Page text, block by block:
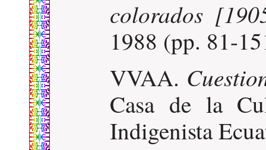
colorados
1988 (pp. 81-
VVAA.
Casa de la
Indigenista